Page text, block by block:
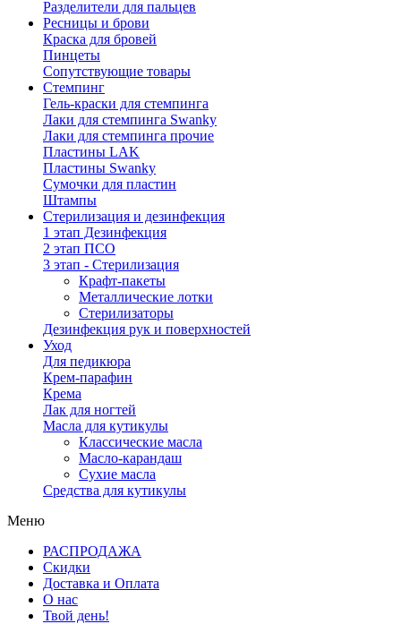
Разделители для пальцев
Ресницы и брови
Краска для бровей
Пинцеты
Сопутствующие товары
Стемпинг
Гель-краски для стемпинга
Лаки для стемпинга Swanky
Лаки для стемпинга прочие
Пластины LAK
Пластины Swanky
Сумочки для пластин
Штампы
Стерилизация и дезинфекция
1 этап Дезинфекция
2 этап ПСО
3 этап - Стерилизация
Крафт-пакеты
Металлические лотки
Стерилизаторы
Дезинфекция рук и поверхностей
Уход
Для педикюра
Крем-парафин
Крема
Лак для ногтей
Масла для кутикулы
Классические масла
Масло-карандаш
Сухие масла
Средства для кутикулы
Меню
РАСПРОДАЖА
Скидки
Доставка и Оплата
О нас
Твой день!